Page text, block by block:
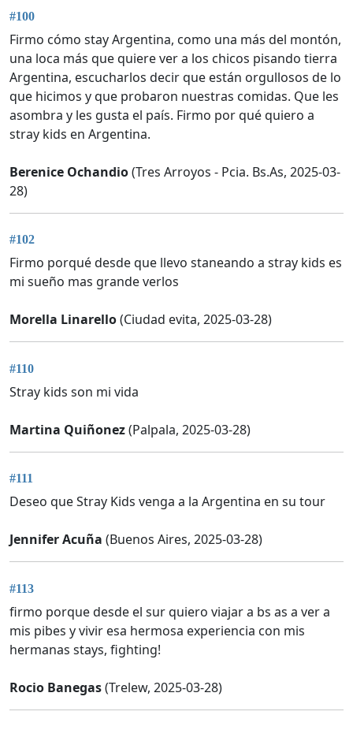
#100
Firmo cómo stay Argentina, como una más del montón,
una loca más que quiere ver a los chicos pisando tierra
Argentina, escucharlos decir que están orgullosos de lo
que hicimos y que probaron nuestras comidas. Que les
asombra y les gusta el país. Firmo por qué quiero a
stray kids en Argentina.
Berenice Ochandio(Tres Arroyos - Pcia. Bs.As, 2025-03-
28)
#102
Firmo porqué desde que llevo staneando a stray kids es
mi sueño mas grande verlos
Morella Linarello(Ciudad evita, 2025-03-28)
#110
Stray kids son mi vida
Martina Quiñonez(Palpala, 2025-03-28)
#111
Deseo que Stray Kids venga a la Argentina en su tour
Jennifer Acuña (Buenos Aires, 2025-03-28)
#113
firmo porque desde el sur quiero viajar a bs as a ver a
mis pibes y vivir esa hermosa experiencia con mis
hermanas stays, fighting!
Rocio Banegas(Trelew, 2025-03-28)